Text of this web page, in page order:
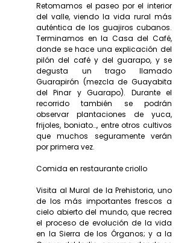
Retomamos el paseo por el interior
del valle, viendo la vida rural más
auténtica de los guajiros cubanos.
Terminamos en la Casa del Café,
donde se hace una explicación del
pilón del café y del guarapo, y se
degusta un trago llamado
Guarapirón (mezcla de Guayabita
del Pinar y Guarapo). Durante el
recorrido también se podrán
observar plantaciones de yuca,
frijoles, boniato…, entre otros cultivos
que muchos seguramente verán
por primera vez.
Comida en restaurante criollo
Visita al Mural de la Prehistoria, uno
de los más importantes frescos a
cielo abierto del mundo, que recrea
el proceso de evolución de la vida
en la Sierra de los Órganos; y a la